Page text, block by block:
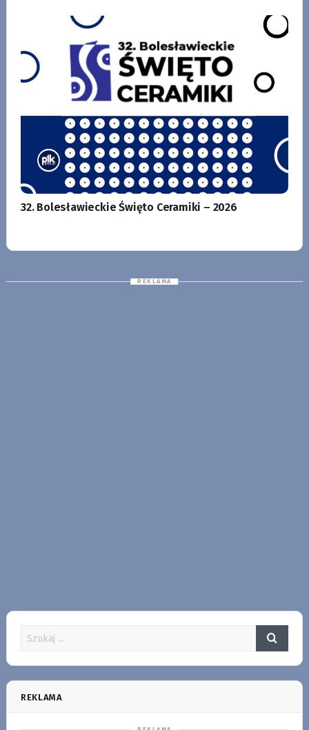
32. Bolesławieckie Święto Ceramiki – 2026
REKLAMA